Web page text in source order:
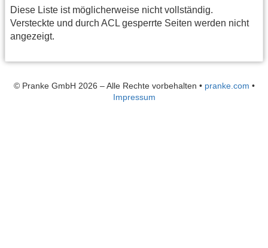
Diese Liste ist möglicherweise nicht vollständig.
Versteckte und durch ACL gesperrte Seiten werden nicht
angezeigt.
© Pranke GmbH 2026 – Alle Rechte vorbehalten • pranke.com •
Impressum